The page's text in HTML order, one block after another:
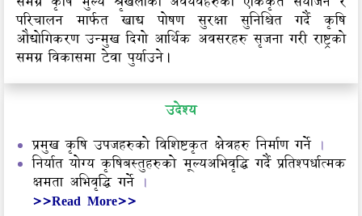
परिचालन मार्फत खाद्य पोषण सुरक्षा सुनिश्चित गर्दै कृषि
औद्योगिकरण उन्मुख दिगो आर्थिक अवसरहरु सृजना गरी राष्ट्रको
समग्र विकासमा टेवा पुर्याउने।
उदेश्य
प्रमुख कृषि उपजहरुको विशिष्टकृत क्षेत्रहरु निर्माण गर्ने ।
निर्यात योग्य कृषिबस्तुहरुको मूल्यअभिवृद्धि गर्दै प्रतिश्पर्धात्मक
क्षमता अभिवृद्धि गर्ने ।
>>Read More>>